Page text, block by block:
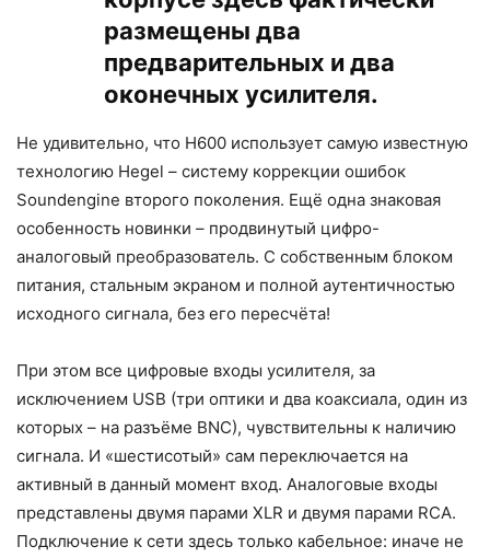
размещены два
предварительных и два
оконечных усилителя.
Не удивительно, что H600 использует самую известную
технологию Hegel – систему коррекции ошибок
Soundengine второго поколения. Ещё одна знаковая
особенность новинки – продвинутый цифро-
аналоговый преобразователь. С собственным блоком
питания, стальным экраном и полной аутентичностью
исходного сигнала, без его пересчёта!
При этом все цифровые входы усилителя, за
исключением USB (три оптики и два коаксиала, один из
которых – на разъёме BNC), чувствительны к наличию
сигнала. И «шестисотый» сам переключается на
активный в данный момент вход. Аналоговые входы
представлены двумя парами XLR и двумя парами RCA.
Подключение к сети здесь только кабельное: иначе не